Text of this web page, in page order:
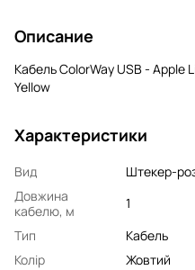
Описание
Кабель ColorWay USB - Apple
Yellow
Характеристики
Вид
Штекер-
Довжина
кабелю, м
1
Тип
Кабель
Колір
Жовтий